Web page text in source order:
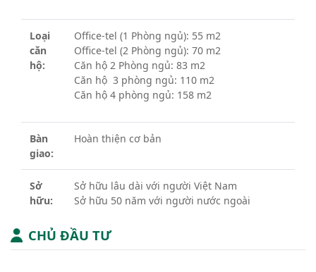
Loại
căn
hộ:
Office-tel (1 Phòng ngủ): 55 m2
Office-tel (2 Phòng ngủ): 70 m2
Căn hộ 2 Phòng ngủ: 83 m2
Căn hộ 3 phòng ngủ: 110 m2
Căn hộ 4 phòng ngủ: 158 m2
Bàn
giao:
Hoàn thiện cơ bản
Sở
hữu:
Sở hữu lâu dài với người Việt Nam
Sở hữu 50 năm với người nước ngoài
CHỦ ĐẦU TƯ